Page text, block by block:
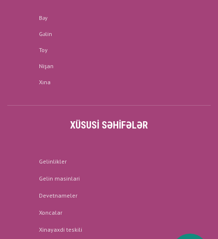
Bəy
Gəlin
Toy
Nişan
Xına
XÜSUSI SƏHIFƏLƏR
Gelinlikler
Gelin masinlari
Devetnameler
Xoncalar
Xinayaxdi teskili